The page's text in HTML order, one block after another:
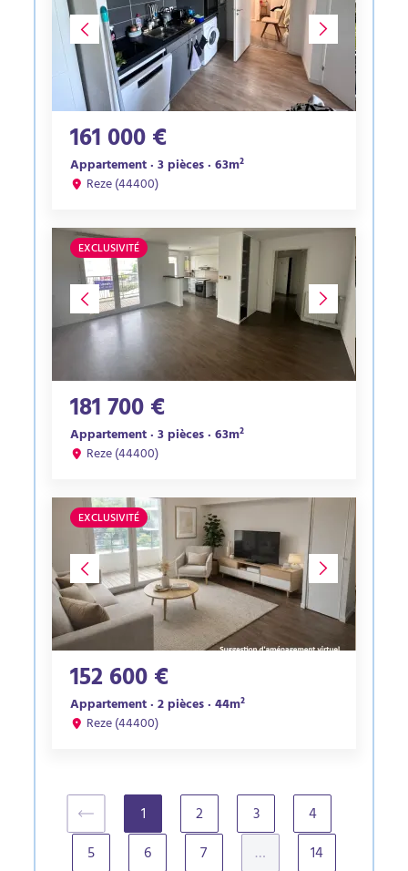
161 000 €
Appartement · 3 pièces · 63m²
Reze (44400)
EXCLUSIVITÉ
181 700 €
Appartement · 3 pièces · 63m²
Reze (44400)
EXCLUSIVITÉ
152 600 €
Appartement · 2 pièces · 44m²
Reze (44400)
1(current)2 3
4
5
6 7 … 14